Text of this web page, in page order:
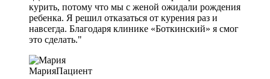
курить, потому что мы с женой ожидали рождения
ребенка. Я решил отказаться от курения раз и
навсегда. Благодаря клинике «Боткинский» я смог
это сделать."
МарияПациент